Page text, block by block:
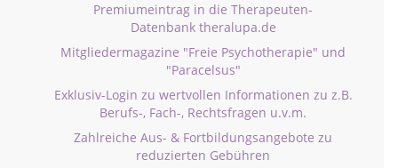
Premiumeintrag in die Therapeuten-
Datenbank theralupa.de
Mitgliedermagazine "Freie Psychotherapie" und
"Paracelsus"
Exklusiv-Login zu wertvollen Informationen zu z.B.
Berufs-, Fach-, Rechtsfragen u.v.m.
Zahlreiche Aus- & Fortbildungsangebote zu
reduzierten Gebühren